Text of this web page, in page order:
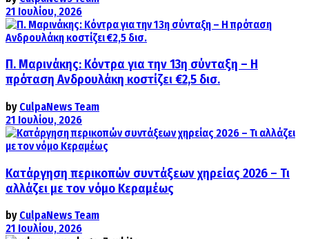
21 Ιουλίου, 2026
Π. Μαρινάκης: Κόντρα για την 13η σύνταξη – Η
πρόταση Ανδρουλάκη κοστίζει €2,5 δισ.
by CulpaNews Team
21 Ιουλίου, 2026
Κατάργηση περικοπών συντάξεων χηρείας 2026 – Τι
αλλάζει με τον νόμο Κεραμέως
by CulpaNews Team
21 Ιουλίου, 2026